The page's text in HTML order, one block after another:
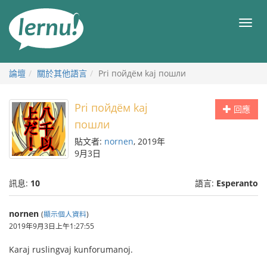
目
論壇 關於其他語言 Pri пойдём kaj пошли
回應
Pri пойдём kaj
пошли
貼文者: nornen, 2019年
9月3日
訊息: 10 語言: Esperanto
nornen (顯示個人資料)
2019年9月3日上午1:27:55
Karaj ruslingvaj kunforumanoj.